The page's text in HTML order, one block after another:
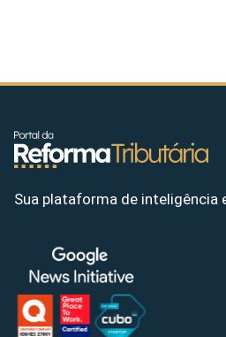
Sua plataforma de inteligência